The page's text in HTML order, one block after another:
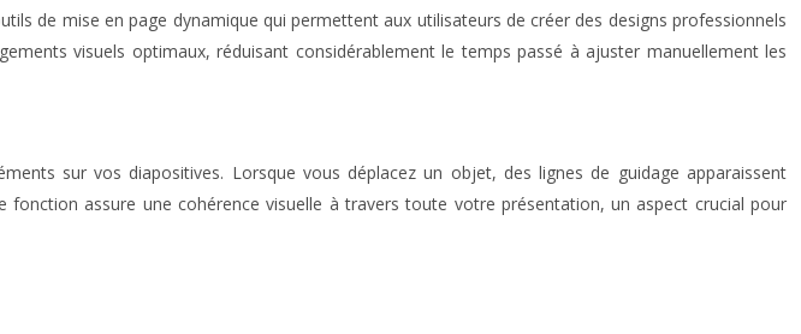
de mise en page dynamique qui permettent aux utilisateurs de créer des designs professionnels
visuels optimaux, réduisant considérablement le temps passé à ajuster manuellement les
sur vos diapositives. Lorsque vous déplacez un objet, des lignes de guidage apparaissent
assure une cohérence visuelle à travers toute votre présentation, un aspect crucial pour